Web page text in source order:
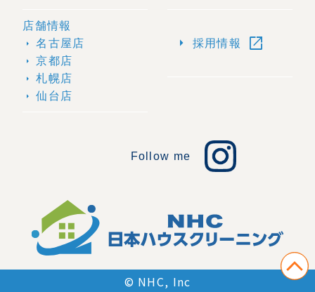
店舗情報
arrow_right 名古屋店
arrow_right 京都店
arrow_right 札幌店
arrow_right 仙台店
arrow_right 採用情報 open_in_new
Follow me
© NHC, Inc